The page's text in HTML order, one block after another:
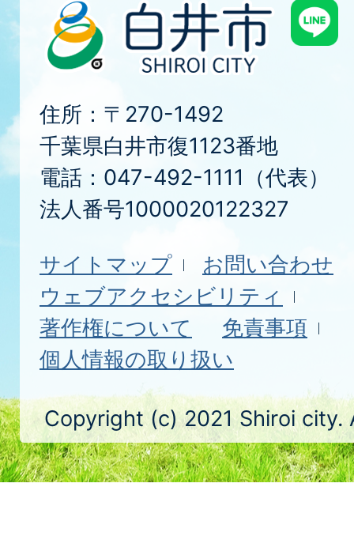
住所：〒270-1492
千葉県白井市復1123番地
電話：047-492-1111（代表）
法人番号1000020122327
サイトマップ
お問い合わせ
ウェブアクセシビリティ
著作権について
免責事項
個人情報の取り扱い
Copyright (c) 2021 Shiroi city.